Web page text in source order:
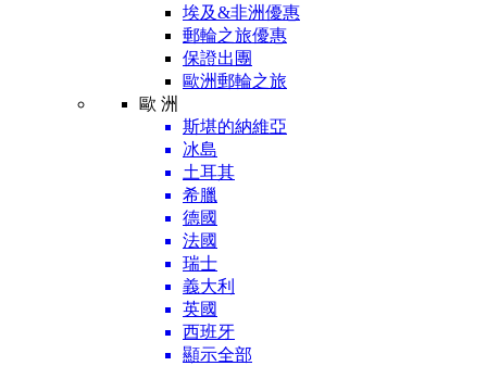
埃及&非洲優惠
郵輪之旅優惠
保證出團
歐洲郵輪之旅
歐 洲
斯堪的納維亞
冰島
土耳其
希臘
德國
法國
瑞士
義大利
英國
西班牙
顯示全部